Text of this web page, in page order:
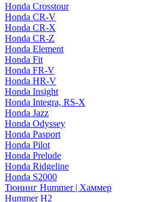
Honda Crosstour
Honda CR-V
Honda CR-X
Honda CR-Z
Honda Element
Honda Fit
Honda FR-V
Honda HR-V
Honda Insight
Honda Integra, RS-X
Honda Jazz
Honda Odyssey
Honda Pasport
Honda Pilot
Honda Prelude
Honda Ridgeline
Honda S2000
Тюнинг Hummer | Хаммер
Hummer H2